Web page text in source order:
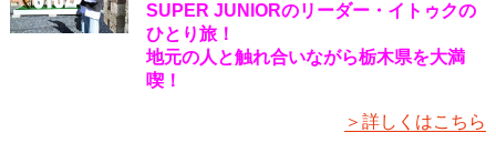
SUPER JUNIORのリーダー・イトゥクの
ひとり旅！
地元の人と触れ合いながら栃木県を大満
喫！
＞詳しくはこちら